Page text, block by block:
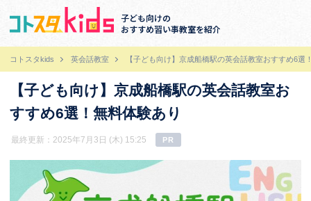
子ども向けの
おすすめ習い事教室を紹介
コトスタkids 英会話教室 【子ども向け】京成船橋駅の英会話教室おすすめ6選
【子ども向け】京成船橋駅の英会話教室お
すすめ6選！無料体験あり
最終更新：2025年7月3日 (木) 15:25 PR